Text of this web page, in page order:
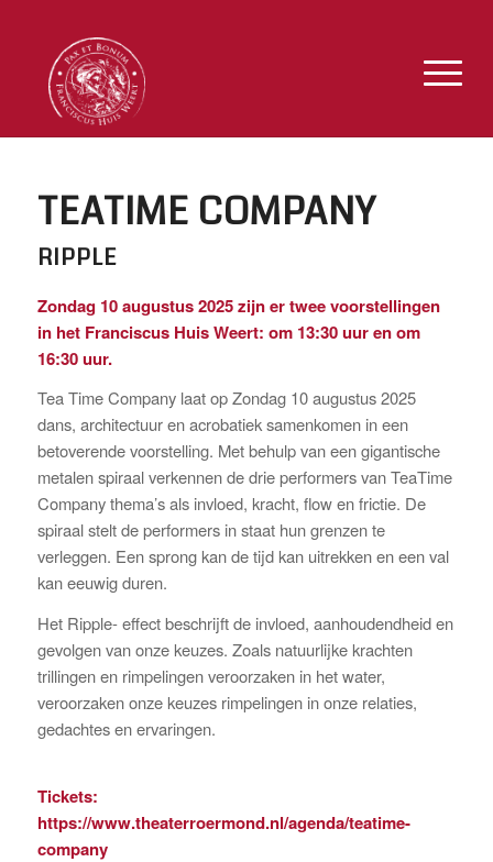
TEATIME COMPANY
RIPPLE
Zondag 10 augustus 2025 zijn er twee voorstellingen
in het Franciscus Huis Weert: om 13:30 uur en om
16:30 uur.
Tea Time Company laat op Zondag 10 augustus 2025
dans, architectuur en acrobatiek samenkomen in een
betoverende voorstelling. Met behulp van een gigantische
metalen spiraal verkennen de drie performers van TeaTime
Company thema’s als invloed, kracht, flow en frictie. De
spiraal stelt de performers in staat hun grenzen te
verleggen. Een sprong kan de tijd kan uitrekken en een val
kan eeuwig duren.
Het Ripple- effect beschrijft de invloed, aanhoudendheid en
gevolgen van onze keuzes. Zoals natuurlijke krachten
trillingen en rimpelingen veroorzaken in het water,
veroorzaken onze keuzes rimpelingen in onze relaties,
gedachtes en ervaringen.
Tickets:
https://www.theaterroermond.nl/agenda/teatime-
company